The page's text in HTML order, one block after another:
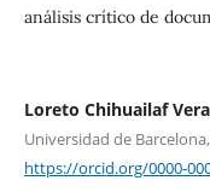
análisis crítico de
Loreto Chihuailaf Vera
Universidad de
https://orcid.org/0000-